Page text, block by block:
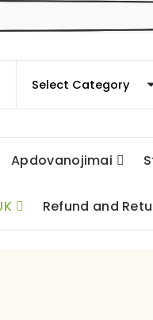
Apdovanojimai
Refund and